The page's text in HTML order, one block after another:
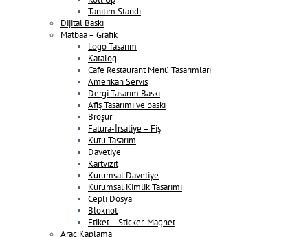
Tanıtım Standı
Dijital Baskı
Matbaa – Grafik
Logo Tasarım
Katalog
Cafe Restaurant Menü Tasarımları
Amerikan Servis
Dergi Tasarım Baskı
Afiş Tasarımı ve baskı
Broşür
Fatura-İrsaliye – Fiş
Kutu Tasarım
Davetiye
Kartvizit
Kurumsal Davetiye
Kurumsal Kimlik Tasarımı
Cepli Dosya
Bloknot
Etiket – Sticker-Magnet
Araç Kaplama